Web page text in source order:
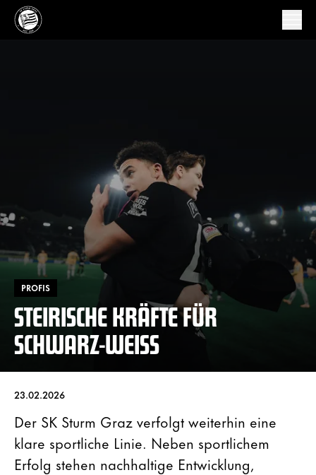
PROFIS
STEIRISCHE KRÄFTE FÜR
SCHWARZ-WEISS
23.02.2026
Der SK Sturm Graz verfolgt weiterhin eine
klare sportliche Linie. Neben sportlichem
Erfolg stehen nachhaltige Entwicklung,